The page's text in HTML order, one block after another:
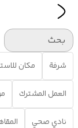
بحث
شرفة مكان
العمل المشترك
نادي صحي